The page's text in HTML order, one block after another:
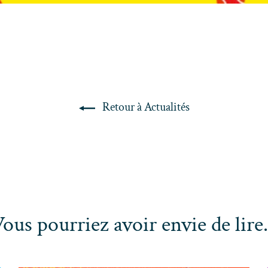
Retour à Actualités
pourriez avoir envie de